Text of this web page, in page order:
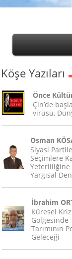
Köşe Yazıları
Önce
Çin’de
virüsü,
Osman
Siyasi
Seçimlere
Yeterliliğine
Yargısal
İbrahim
Küresel
Gölgesinde
Tarımının
Geleceği